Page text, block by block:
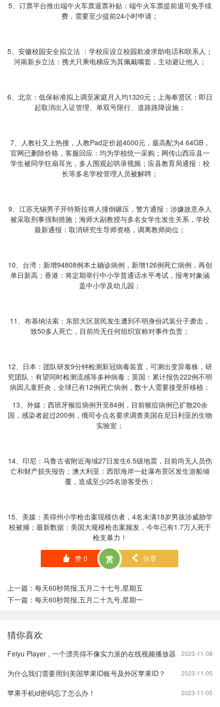
5、订票平台推出端午火车票退票补贴：端午火车票提前退可免手续
费，需要至少提前24小时申请；
5、安徽校园安全拟立法 ：学校应设立校园欺凌求助电话和联系人；
河南新乡立法：携犬只乘电梯应为其佩戴嘴套，主动避让他人；
6、北京：低保标准拟上调至家庭月人均1320元；上海奉贤区：即日
起取消出入证管理、单双号限行、道路路障设施；
7、人教社又上热搜，人教Pad定价超4000元，最高配为4 64GB，
官网已删除价格，客服回应：均为学校统一采购；网传山西应县一
学生被同学狂扇耳光，多人围观起哄录视频；应县教育局通报：校
长等多名学校管理人员被解聘；
9、江苏无锡男子开特斯拉将人撞倒碾压，警方通报：涉嫌故意杀人
被采取刑事强制措施；海师大副教授与多名女学生发生关系，学校
最新通报：取消研究生导师资格，调离教师岗位；
10、台湾：新增94808例本土确诊病例，新增126例死亡病例，再创
单日新高；香港：将定期举行中小学普通话水平考试，报考对象涵
盖中小学及幼儿园；
11、布基纳法索：东部大区居民发生遭到不明身份武装分子袭击，
致50多人死亡，目前尚无任何组织宣称对事件负责；
12、日本：团队研发9分钟检测新冠病毒装置，可测出变异毒株，研
究团队：有望同时检测流感等多种病毒；英国：累计报告222例不明
病因儿童肝炎，全球已有12例死亡病例，数十人需要接受肝移植；
13、外媒：西班牙猴痘病例升至84例，目前猴痘病例已扩散20余
国，感染者超过200例，俄司令点名要求调查美国在尼日利亚的生物
实验室；
14、印尼：马鲁古省附近海域27日发生6.5级地震，目前尚无人员伤
亡和财产损失报告；澳大利亚：西部海岸一处瀑布景区发生游船倾
覆，造成至少25名游客受伤；
15、美媒：美得州小学枪击案现模仿者，4名未满18岁男孩涉威胁学
校被捕；最新数据：美国大规模枪击案频发，今年已有1.7万人死于
枪支暴力！
󰄼 赞 0 赏 󰄯 分享
上一篇： 每天60秒简报,五月二十七号,星期五
下一篇： 每天60秒简报,五月二十九号,星期一
猜你喜欢
2023-11-08
Feiyu Player , 一个漂亮得不像实力派的在线视频播放器
2023-11-05
为什么我们需要用到美国苹果ID账号及外区苹果ID？
2023-11-05
苹果手机id密码忘了怎么办！